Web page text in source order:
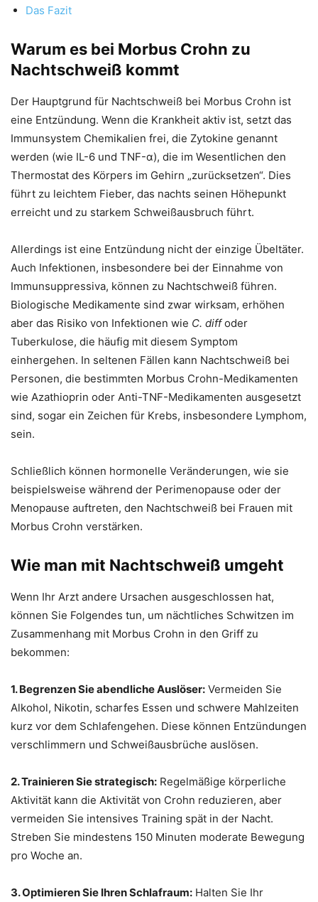
Das Fazit
Warum es bei Morbus Crohn zu
Nachtschweiß kommt
Der Hauptgrund für Nachtschweiß bei Morbus Crohn ist
eine Entzündung. Wenn die Krankheit aktiv ist, setzt das
Immunsystem Chemikalien frei, die Zytokine genannt
werden (wie IL-6 und TNF-α), die im Wesentlichen den
Thermostat des Körpers im Gehirn „zurücksetzen“. Dies
führt zu leichtem Fieber, das nachts seinen Höhepunkt
erreicht und zu starkem Schweißausbruch führt.
Allerdings ist eine Entzündung nicht der einzige Übeltäter.
Auch Infektionen, insbesondere bei der Einnahme von
Immunsuppressiva, können zu Nachtschweiß führen.
Biologische Medikamente sind zwar wirksam, erhöhen
aber das Risiko von Infektionen wie C. diffoder
Tuberkulose, die häufig mit diesem Symptom
einhergehen. In seltenen Fällen kann Nachtschweiß bei
Personen, die bestimmten Morbus Crohn-Medikamenten
wie Azathioprin oder Anti-TNF-Medikamenten ausgesetzt
sind, sogar ein Zeichen für Krebs, insbesondere Lymphom,
sein.
Schließlich können hormonelle Veränderungen, wie sie
beispielsweise während der Perimenopause oder der
Menopause auftreten, den Nachtschweiß bei Frauen mit
Morbus Crohn verstärken.
Wie man mit Nachtschweiß umgeht
Wenn Ihr Arzt andere Ursachen ausgeschlossen hat,
können Sie Folgendes tun, um nächtliches Schwitzen im
Zusammenhang mit Morbus Crohn in den Griff zu
bekommen:
1. Begrenzen Sie abendliche Auslöser: Vermeiden Sie
Alkohol, Nikotin, scharfes Essen und schwere Mahlzeiten
kurz vor dem Schlafengehen. Diese können Entzündungen
verschlimmern und Schweißausbrüche auslösen.
2. Trainieren Sie strategisch: Regelmäßige körperliche
Aktivität kann die Aktivität von Crohn reduzieren, aber
vermeiden Sie intensives Training spät in der Nacht.
Streben Sie mindestens 150 Minuten moderate Bewegung
pro Woche an.
3. Optimieren Sie Ihren Schlafraum: Halten Sie Ihr